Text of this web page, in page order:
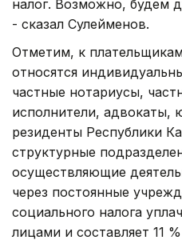
налог. Возможно, будем
- сказал Сулейменов.
Отметим, к
относятся
частные нотариусы,
исполнители, адвокаты,
резиденты Республики
структурные
осуществляющие
через постоянные
социального налога
лицами и составляет 11